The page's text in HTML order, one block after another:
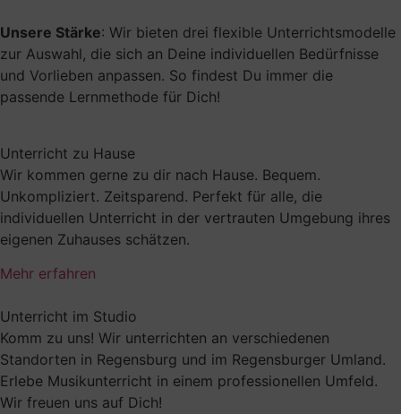
Unsere Stärke: Wir bieten drei flexible Unterrichtsmodelle
zur Auswahl, die sich an Deine individuellen Bedürfnisse
und Vorlieben anpassen. So findest Du immer die
passende Lernmethode für Dich!
Unterricht zu Hause
Wir kommen gerne zu dir nach Hause. Bequem.
Unkompliziert. Zeitsparend. Perfekt für alle, die
individuellen Unterricht in der vertrauten Umgebung ihres
eigenen Zuhauses schätzen.
Mehr erfahren
Unterricht im Studio
Komm zu uns! Wir unterrichten an verschiedenen
Standorten in Regensburg und im Regensburger Umland.
Erlebe Musikunterricht in einem professionellen Umfeld.
Wir freuen uns auf Dich!